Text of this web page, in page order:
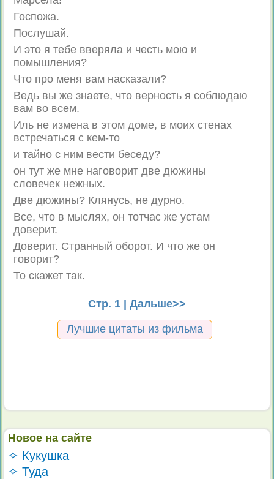
Госпожа.
Послушай.
И это я тебе вверяла и честь мою и
помышления?
Что про меня вам насказали?
Ведь вы же знаете, что верность я соблюдаю
вам во всем.
Иль не измена в этом доме, в моих стенах
встречаться с кем-то
и тайно с ним вести беседу?
он тут же мне наговорит две дюжины
словечек нежных.
Две дюжины? Клянусь, не дурно.
Все, что в мыслях, он тотчас же устам
доверит.
Доверит. Странный оборот. И что же он
говорит?
То скажет так.
Стр. 1 | Дальше>>
Лучшие цитаты из фильма
Новое на сайте
✧ Кукушка
✧ Туда